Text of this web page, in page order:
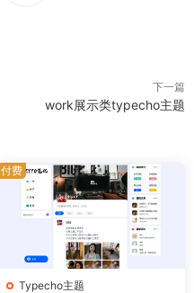
下一篇
work展示类typecho主题
Typecho主题
付费